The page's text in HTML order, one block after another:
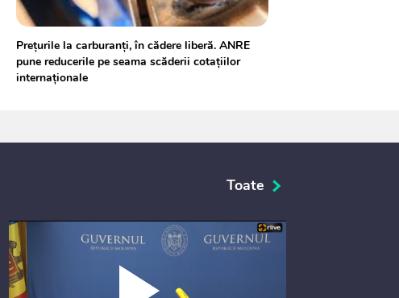
Prețurile la carburanți, în cădere liberă. ANRE
pune reducerile pe seama scăderii cotațiilor
internaționale
Toate